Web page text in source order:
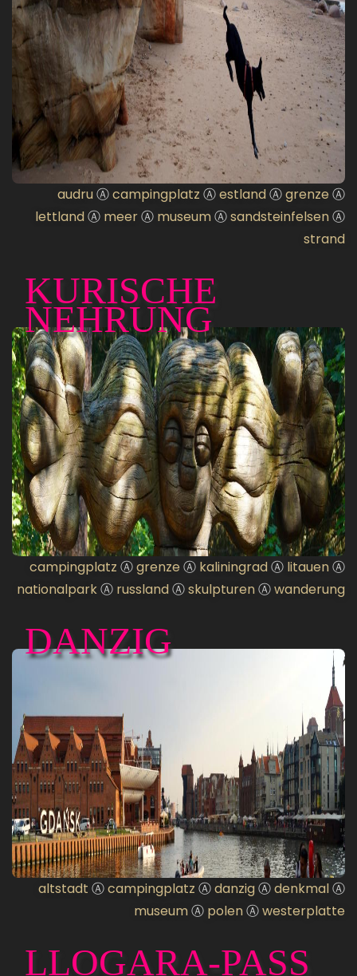
audruⒶcampingplatz ⒶestlandⒶgrenze Ⓐ
lettlandⒶ meerⒶ museumⒶsandsteinfelsenⒶ
strand
KURISCHE
NEHRUNG
campingplatz Ⓐgrenze Ⓐ kaliningradⒶ litauenⒶ
nationalparkⒶ russlandⒶskulpturenⒶwanderung
DANZIG
altstadt Ⓐcampingplatz ⒶdanzigⒶdenkmalⒶ
museumⒶ polenⒶwesterplatte
LLOGARA-PASS